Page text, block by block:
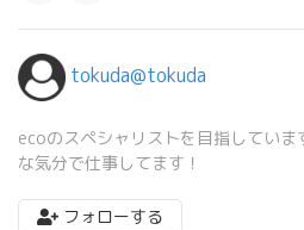
tokuda@tokuda
ecoのスペシャリストを目指していま
な気分で仕事してます！
フォローする